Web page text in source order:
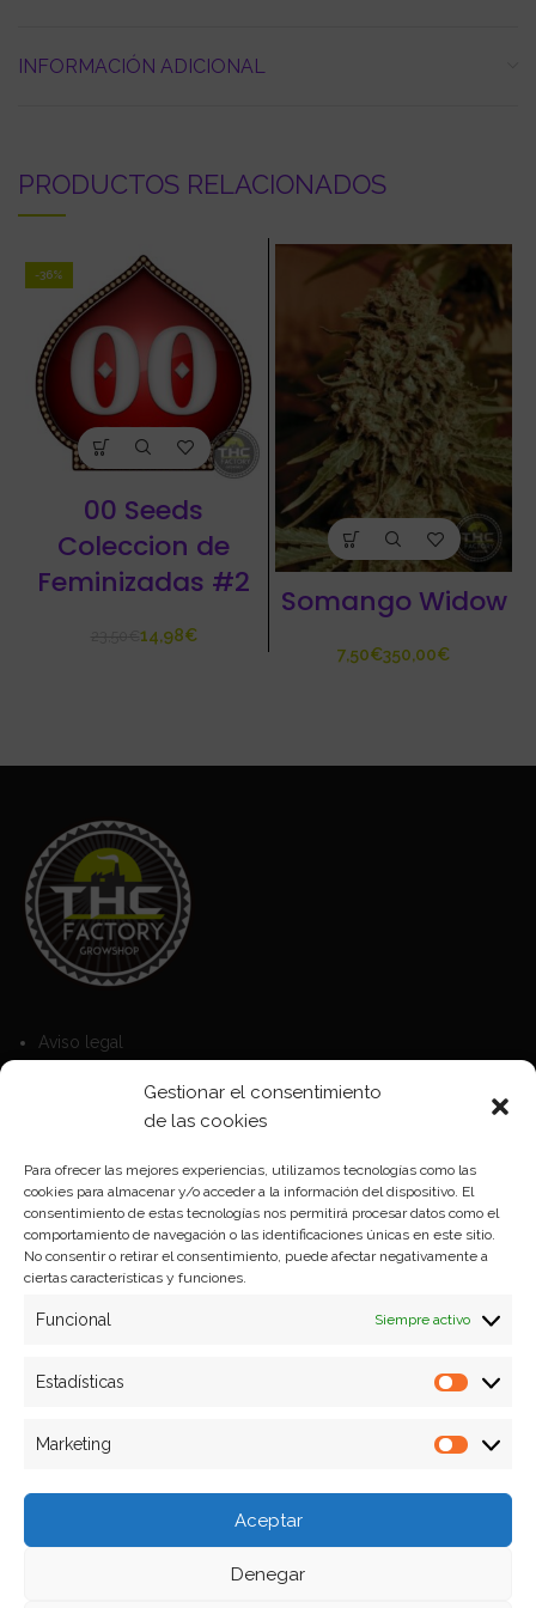
Gestionar el consentimiento
de las cookies
Para ofrecer las mejores experiencias, utilizamos tecnologías como las
cookies para almacenar y/o acceder a la información del dispositivo. El
consentimiento de estas tecnologías nos permitirá procesar datos como el
comportamiento de navegación o las identificaciones únicas en este sitio.
No consentir o retirar el consentimiento, puede afectar negativamente a
ciertas características y funciones.
Funcional Siempre activo
Estadísticas
Marketing
Aceptar
Denegar
INFORMACIÓN ADICIONAL
PRODUCTOS RELACIONADOS
-36%
00 Seeds
Coleccion de
Feminizadas #2
14,98€
Somango Widow
€ €
Aviso legal
Política de Cookies
Política de privacidad
Formas de pago
Plazos y condiciones de envio
Politica de devoluciones